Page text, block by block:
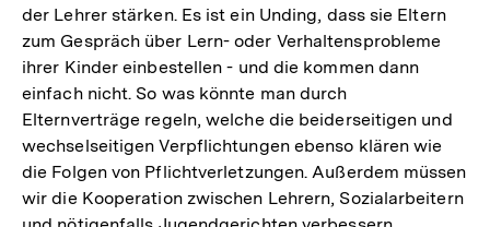
der Lehrer stärken. Es ist ein Unding, dass sie Eltern
zum Gespräch über Lern- oder Verhaltensprobleme
ihrer Kinder einbestellen - und die kommen dann
einfach nicht. So was könnte man durch
Elternverträge regeln, welche die beiderseitigen und
wechselseitigen Verpflichtungen ebenso klären wie
die Folgen von Pflichtverletzungen. Außerdem müssen
wir die Kooperation zwischen Lehrern, Sozialarbeitern